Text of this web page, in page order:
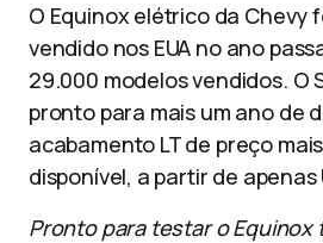
O Equinox elétrico da Chevy
vendido nos EUA no ano
29.000 modelos vendidos. O
pronto para mais um ano de
acabamento LT de preço
disponível, a partir de apenas
Pronto para testar o